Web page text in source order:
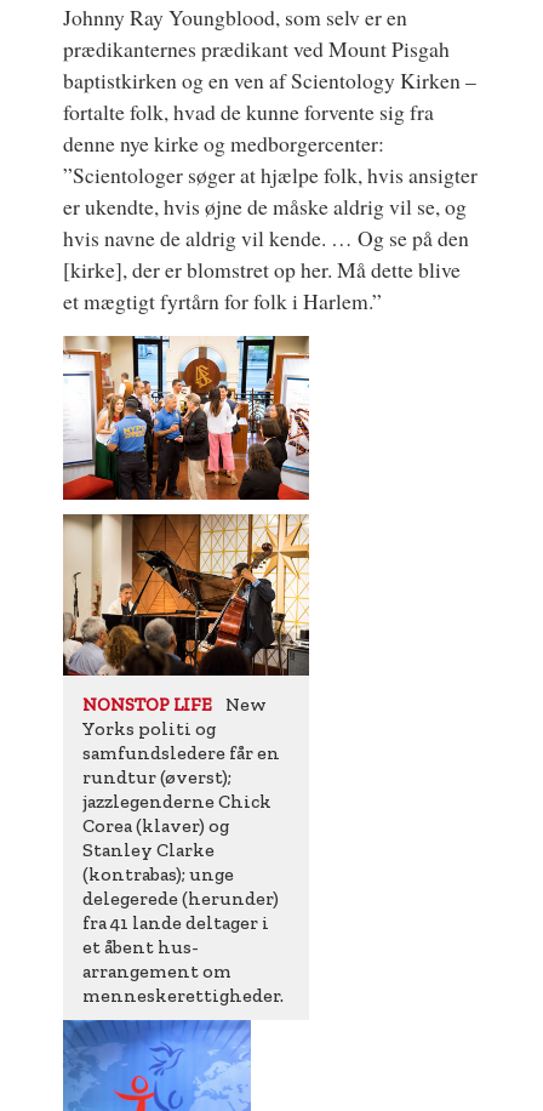
Johnny Ray Youngblood, som selv er en
prædikanternes prædikant ved Mount Pisgah
baptistkirken og en ven af Scientology Kirken –
fortalte folk, hvad de kunne forvente sig fra
denne nye kirke og medborgercenter:
”Scientologer søger at hjælpe folk, hvis ansigter
er ukendte, hvis øjne de måske aldrig vil se, og
hvis navne de aldrig vil kende. … Og se på den
[kirke], der er blomstret op her. Må dette blive
et mægtigt fyrtårn for folk i Harlem.”
NONSTOP LIFE
New
Yorks politi og
samfundsledere får en
rundtur (øverst);
jazzlegenderne Chick
Corea (klaver) og
Stanley Clarke
(kontrabas); unge
delegerede (herunder)
fra 41 lande deltager i
et åbent hus-
arrangement om
menneskerettigheder.